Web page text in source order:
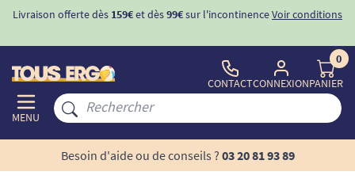
Livraison offerte dès 159€et dès99€sur l'incontinenceVoir conditions
MENU
CONTACTCONNEXION
0
PANIER
Besoin d'aide ou de conseils ? 03 20 81 93 89